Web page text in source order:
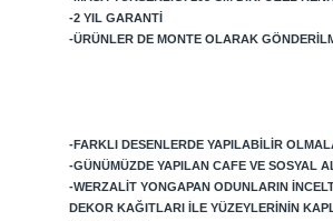
-2 YIL GARANTI
-ÜRÜNLER DE MONTE OLARAK
-FARKLI DESENLERDE YAPILABILIR
-GÜNÜMÜZDE YAPILAN CAFE VE SOSYAL
-WERZALIT YONGAPAN ODUNLARIN
DEKOR KAĞITLARI ILE YÜZEYLERININ